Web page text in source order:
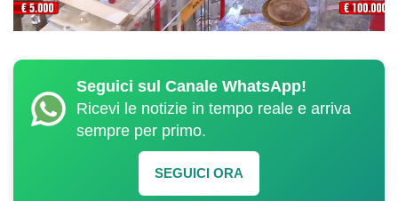
Seguici sul Canale WhatsApp!
Ricevi le notizie in tempo reale e arriva
sempre per primo.
SEGUICI ORA